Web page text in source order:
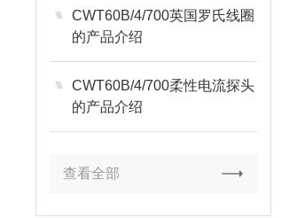
CWT60B/4/700英国罗氏线圈
的产品介绍
CWT60B/4/700柔性电流探头
的产品介绍
查看全部